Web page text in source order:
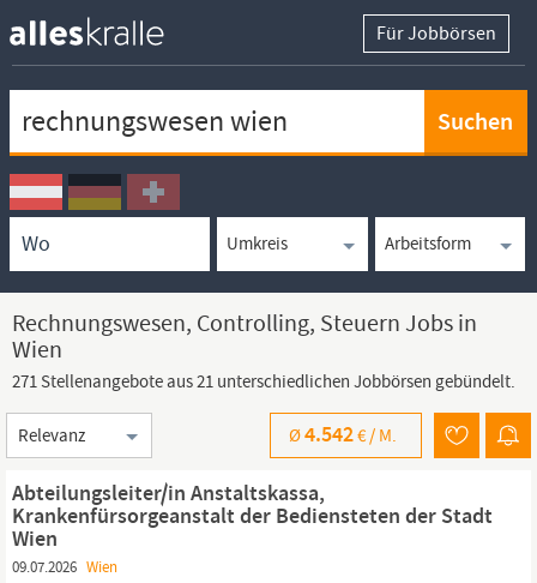
Für Jobbörsen
Ortssuche
Umkreissuche
Arbeitsform
Rechnungswesen, Controlling, Steuern Jobs in
Wien
271 Stellenangebote aus 21 unterschiedlichen Jobbörsen gebündelt.
Sortierung
Ø4.542€ / M.
Abteilungsleiter/in Anstaltskassa,
Krankenfürsorgeanstalt der Bediensteten der Stadt
Wien
09.07.2026 Wien